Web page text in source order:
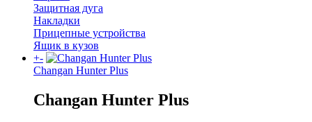
Защитная дуга
Накладки
Прицепные устройства
Ящик в кузов
+-
Changan Hunter Plus
Changan Hunter Plus